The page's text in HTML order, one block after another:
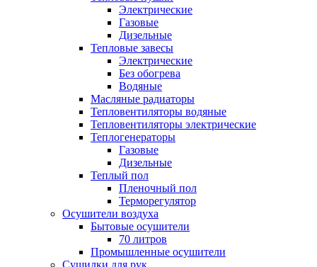
Электрические
Газовые
Дизельные
Тепловые завесы
Электрические
Без обогрева
Водяные
Масляные радиаторы
Тепловентиляторы водяные
Тепловентиляторы электрические
Теплогенераторы
Газовые
Дизельные
Теплый пол
Пленочный пол
Терморегулятор
Осушители воздуха
Бытовые осушители
70 литров
Промышленные осушители
Сушилки для рук